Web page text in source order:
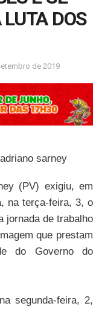
DOS
de 2019
(PV) exigiu, em
na terça-feira, 3, o
jornada de trabalho
que prestam
do Governo do
segunda-feira, 2,